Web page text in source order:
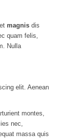
magnisdis
quam felis,
Nulla
elit. Aenean
montes,
nec,
massa quis